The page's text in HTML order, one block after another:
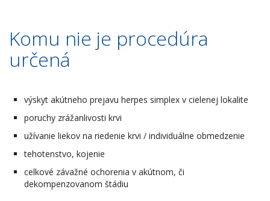
Komu nie je procedúra
určená
výskyt akútneho prejavu herpes simplex v cielenej lokalite
poruchy zrážanlivosti krvi
užívanie liekov na riedenie krvi / individuálne obmedzenie
tehotenstvo, kojenie
celkové závažné ochorenia v akútnom, či
dekompenzovanom štádiu